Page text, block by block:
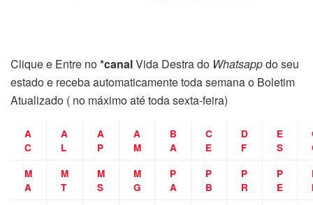
Clique e Entre no*canalVida Destra do Whatsappdo seu
estado e receba automaticamente toda semana o Boletim
Atualizado ( no máximo até toda sexta-feira)
A
C
A
L
A
P
A
M
B
A
C
E
D
F
E
S
M
A
M
T
M
S
M
G
P
A
P
B
P
R
P
E